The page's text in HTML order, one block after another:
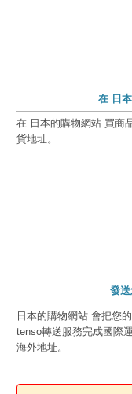
在 日
在 日本的購物網站 買商
貨地址。
發
日本的購物網站 會把您
tenso轉送服務完成國際
海外地址。